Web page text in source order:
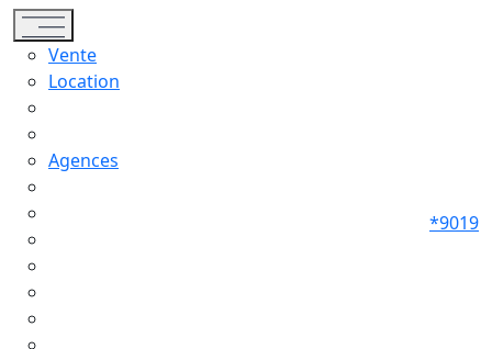
Toggle navigation
Vente
Location
Agences
*9019